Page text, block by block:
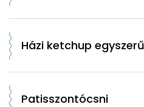
Házi ketchup
Patisszontócsni